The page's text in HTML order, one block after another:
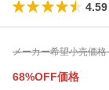
4.59
メーカー希望小売価格
68%OFF価格